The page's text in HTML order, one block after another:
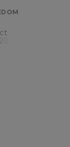
см